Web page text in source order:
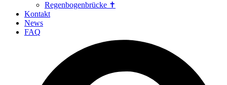
Regenbogenbrücke ✝
Kontakt
News
FAQ